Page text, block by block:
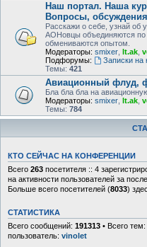
Наш портал. Наша
Вопросы, обсуждения
Расскажи о себе, узнай об
АОНовцы объединяются по
обмениваются опытом.
Модераторы: smixer lt.ak
Подфорумы:
Записки на
Темы: 421
Авиационный флуд,
Бла бла бла на
Модераторы: smixer lt.ak
Темы: 784
КТО СЕЙЧАС НА КОНФЕРЕНЦИИ
Всего 263 посетителя :: 4
на активности пользователей за
Больше всего посетителей (8033)
СТАТИСТИКА
Всего сообщений: 191313 • Всего тем:
пользователь: vinolet